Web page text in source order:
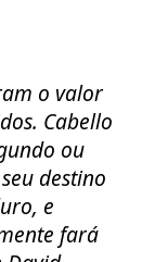
o valor
Cabello
ou
destino
e
fará